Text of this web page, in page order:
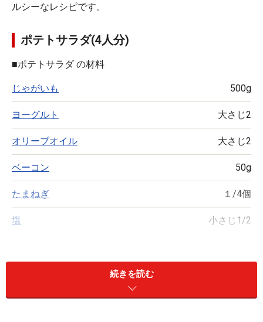
ルシーなレシピです。
ポテトサラダ(4人分)
■ポテトサラダ の材料
じゃがいも 500g
ヨーグルト 大さじ2
オリーブオイル 大さじ2
ベーコン 50g
たまねぎ １/4個
塩 小さじ1/2
続きを読む